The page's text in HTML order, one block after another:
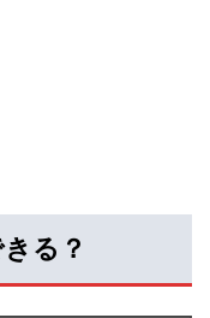
る？